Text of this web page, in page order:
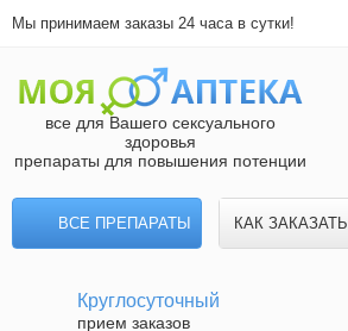
Мы принимаем заказы 24 часа в сутки!
все для Вашего сексуального
здоровья
препараты для повышения потенции
ВСЕ ПРЕПАРАТЫ КАК ЗАКАЗАТЬ
Круглосуточный
прием заказов